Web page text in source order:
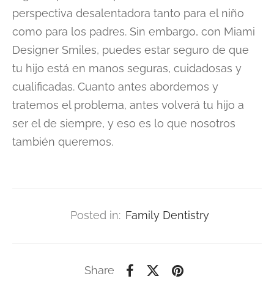
perspectiva desalentadora tanto para el niño
como para los padres. Sin embargo, con Miami
Designer Smiles, puedes estar seguro de que
tu hijo está en manos seguras, cuidadosas y
cualificadas. Cuanto antes abordemos y
tratemos el problema, antes volverá tu hijo a
ser el de siempre, y eso es lo que nosotros
también queremos.
Posted in: Family Dentistry
Share